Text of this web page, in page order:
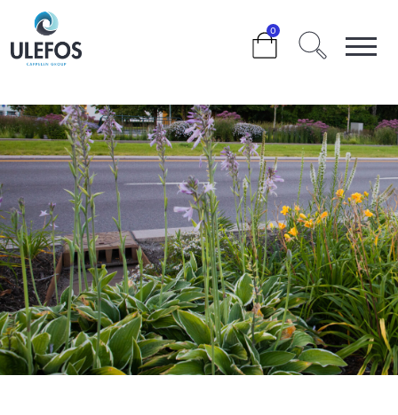
0
>>
PRODUKTER FRÅN ULEFOS HÅLLER FÖR HÖGA KLIMAT-
OCH HÅLLBARHETSKRAV